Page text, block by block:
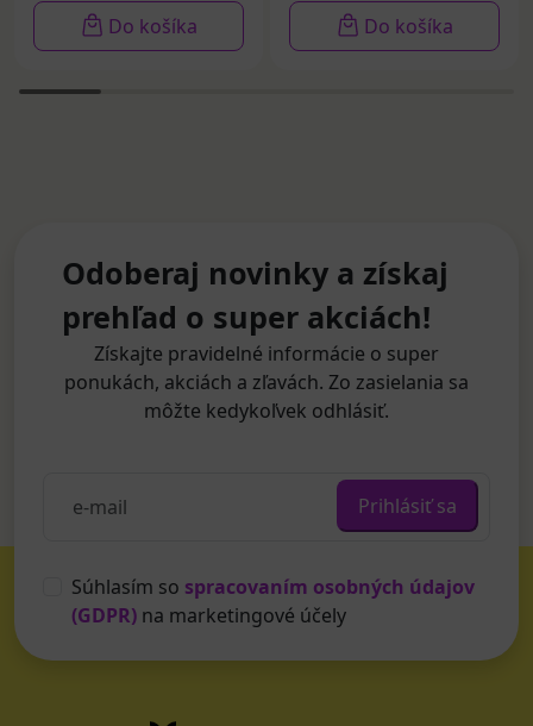
Do košíka Do košíka
Odoberaj novinky a získaj
prehľad o super akciách!
Získajte pravidelné informácie o super
ponukách, akciách a zľavách. Zo zasielania sa
môžte kedykoľvek odhlásiť.
Prihlásiť sa
Súhlasím so spracovaním osobných údajov
(GDPR) na marketingové účely